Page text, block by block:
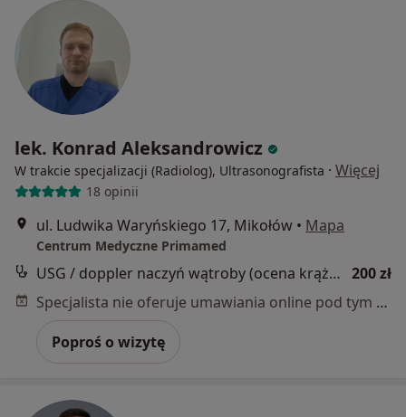
lek. Konrad Aleksandrowicz
W trakcie specjalizacji (Radiolog), Ultrasonografista · Więcej
18 opinii
ul. Ludwika Waryńskiego 17, Mikołów • Mapa
Centrum Medyczne Primamed
USG / doppler naczyń wątroby (ocena krążenia wrotnego) 200 zł
Specjalista nie oferuje umawiania online pod tym adresem.
Poproś o wizytę